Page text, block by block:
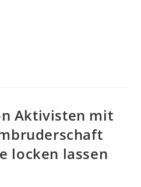
Aktivisten mit
locken lassen